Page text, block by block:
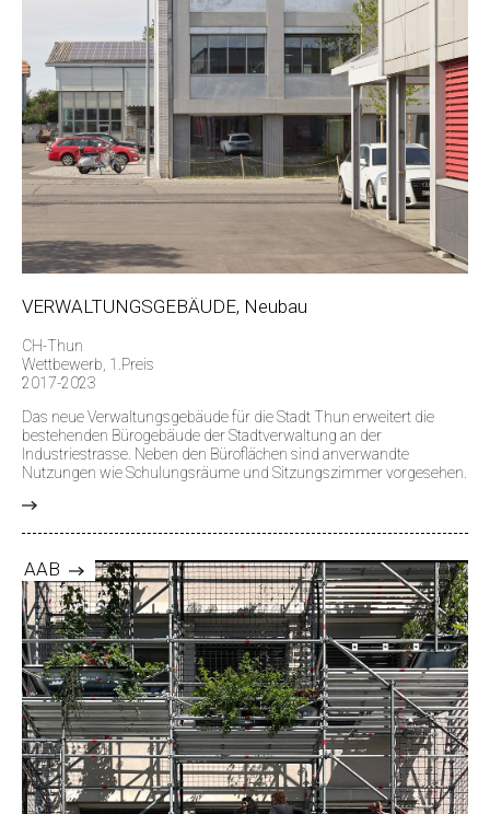
VERWALTUNGSGEBÄUDE, Neubau
CH-Thun
Wettbewerb, 1.Preis
2017-2023
Das neue Verwaltungsgebäude für die Stadt Thun erweitert die
bestehenden Bürogebäude der Stadtverwaltung an der
Industriestrasse. Neben den Büroflächen sind anverwandte
Nutzungen wie Schulungsräume und Sitzungszimmer vorgesehen.
AAB